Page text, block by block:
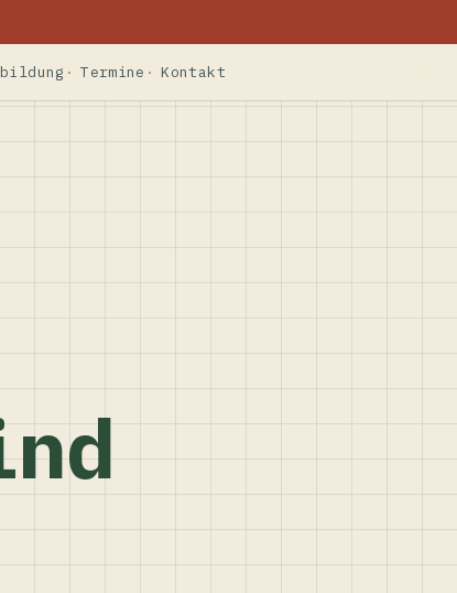
Termine Kontakt